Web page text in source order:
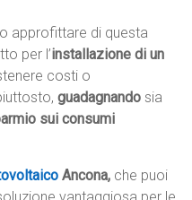
approfittare di questa
per l’installazione di un
costi o
guadagnando sia
sui consumi
Ancona, che puoi